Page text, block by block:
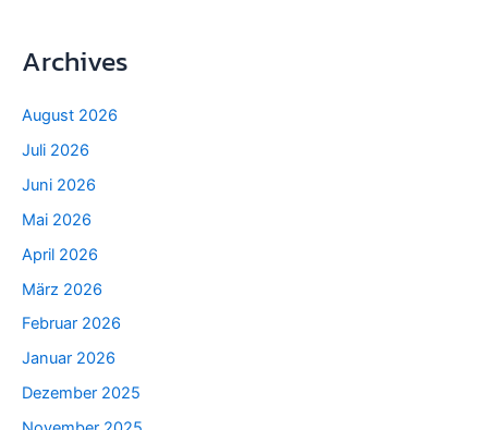
Archives
August 2026
Juli 2026
Juni 2026
Mai 2026
April 2026
März 2026
Februar 2026
Januar 2026
Dezember 2025